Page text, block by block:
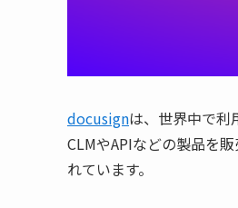
docusignは、世界中で利
CLMやAPIなどの製品を
れています。